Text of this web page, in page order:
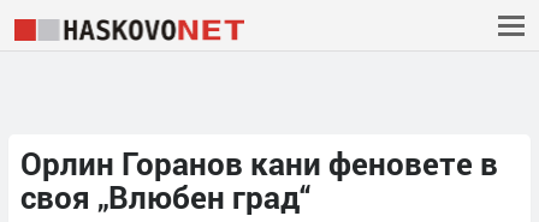
Орлин Горанов кани феновете в
своя „Влюбен град“